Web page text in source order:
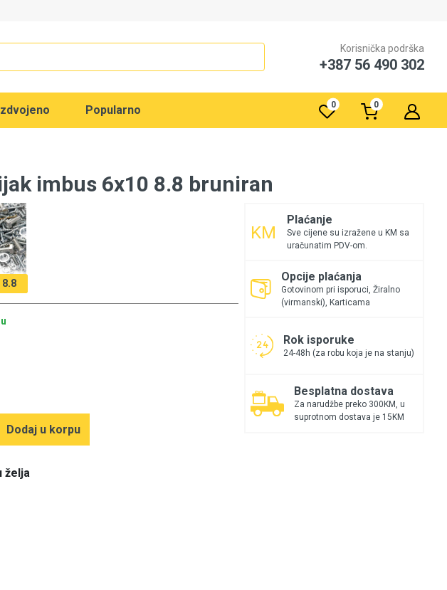
Korisnička podrška
+387 56 490 302
Popularno 0 0
imbus 6x10 8.8 bruniran
8.8
Dodaj u korpu
želja
Plaćanje
Sve cijene su izražene u KM sa
uračunatim PDV-om.
Opcije plaćanja
Gotovinom pri isporuci, Žiralno
(virmanski), Karticama
Rok isporuke
24-48h (za robu koja je na stanju)
Besplatna dostava
Za narudžbe preko 300KM, u
suprotnom dostava je 15KM